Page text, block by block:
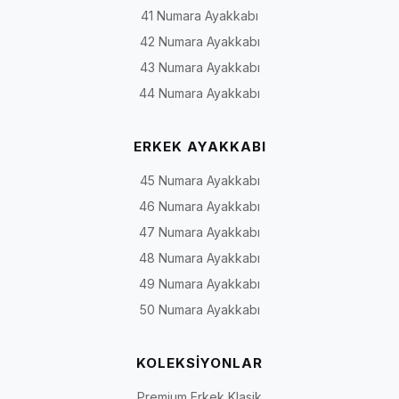
İş hayatı, toplantı,
düğün ve özel davet
Oxford, Derby, loafer,
veya bağcıksız klasik
modeller
Şehir yaşamı, ofis ve
Casual, yumuşak yapılı,
Günlük tempo ve
sportif kombinler
Bağcıklı veya bağcıksız deri
spor modeller
Serin hava, sonbahar
ve kış koşulları
Bağcıklı bot, fermuarlı bot,
Chelsea ve yüksek bilekli
modeller
kombinleri
41 Numara Ayakkabı
42 Numara Ayakkabı
43 Numara Ayakkabı
44 Numara Ayakkabı
ERKEK AYAKKABI
45 Numara Ayakkabı
46 Numara Ayakkabı
47 Numara Ayakkabı
48 Numara Ayakkabı
49 Numara Ayakkabı
50 Numara Ayakkabı
KOLEKSİYONLAR